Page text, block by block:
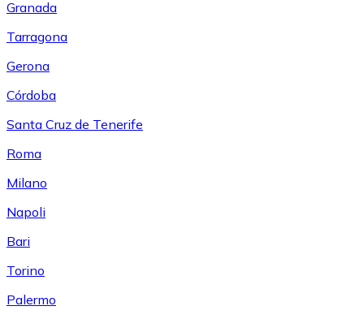
Granada
Tarragona
Gerona
Córdoba
Santa Cruz de Tenerife
Roma
Milano
Napoli
Bari
Torino
Palermo